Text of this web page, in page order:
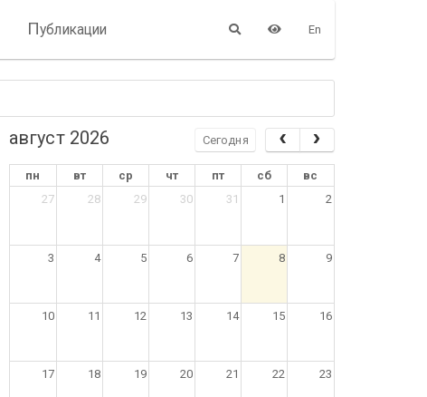
Публикации En
август 2026 Сегодня
пн вт ср чт пт сб
вс
27
28 29 30 31 1 2
3 4 5 6 7 8 9
10 11 12 13 14 15 16
17 18 19 20 21 22 23